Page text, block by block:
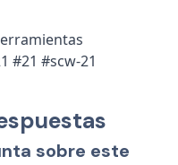
#21 #scw-21
sobre este